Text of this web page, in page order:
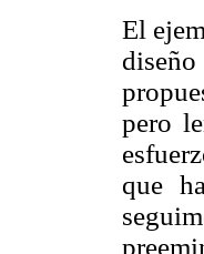
El
pero
que